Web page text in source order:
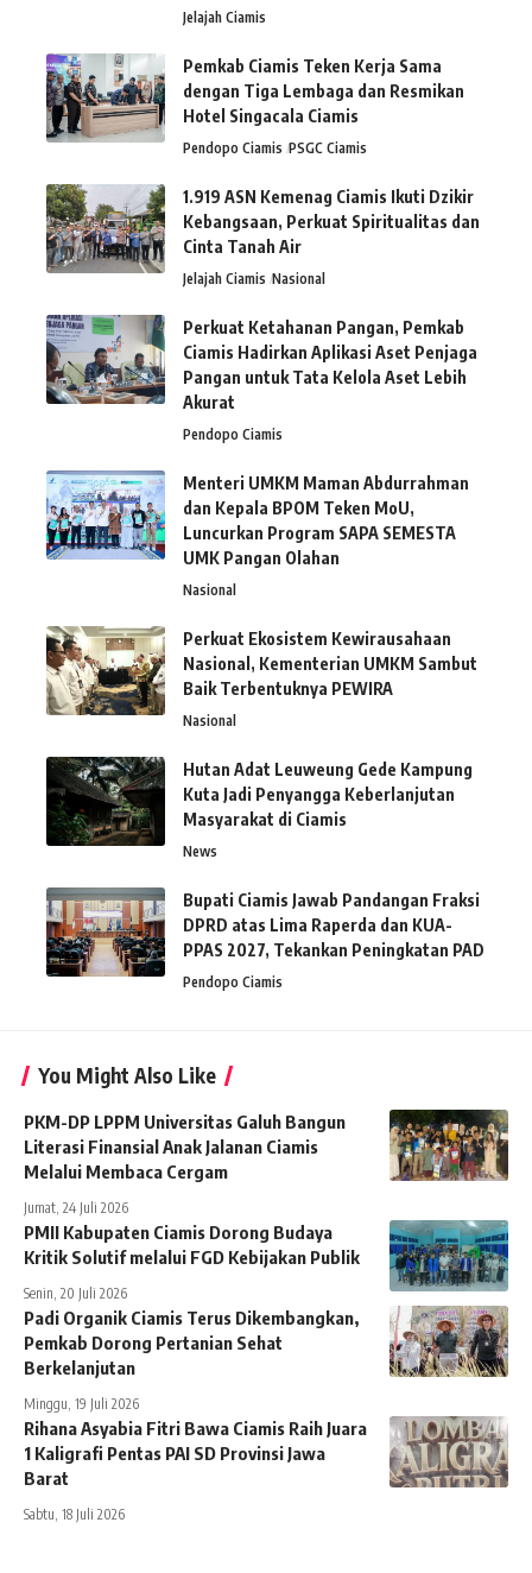
Jelajah Ciamis
Pemkab Ciamis Teken Kerja Sama
dengan Tiga Lembaga dan Resmikan
Hotel Singacala Ciamis
Pendopo Ciamis PSGC Ciamis
1.919 ASN Kemenag Ciamis Ikuti Dzikir
Kebangsaan, Perkuat Spiritualitas dan
Cinta Tanah Air
Jelajah Ciamis Nasional
Perkuat Ketahanan Pangan, Pemkab
Ciamis Hadirkan Aplikasi Aset Penjaga
Pangan untuk Tata Kelola Aset Lebih
Akurat
Pendopo Ciamis
Menteri UMKM Maman Abdurrahman
dan Kepala BPOM Teken MoU,
Luncurkan Program SAPA SEMESTA
UMK Pangan Olahan
Nasional
Perkuat Ekosistem Kewirausahaan
Nasional, Kementerian UMKM Sambut
Baik Terbentuknya PEWIRA
Nasional
Hutan Adat Leuweung Gede Kampung
Kuta Jadi Penyangga Keberlanjutan
Masyarakat di Ciamis
News
Bupati Ciamis Jawab Pandangan Fraksi
DPRD atas Lima Raperda dan KUA-
PPAS 2027, Tekankan Peningkatan PAD
Pendopo Ciamis
You Might Also Like
PKM-DP LPPM Universitas Galuh Bangun
Literasi Finansial Anak Jalanan Ciamis
Melalui Membaca Cergam
Jumat, 24 Juli 2026
PMII Kabupaten Ciamis Dorong Budaya
Kritik Solutif melalui FGD Kebijakan Publik
Senin, 20 Juli 2026
Padi Organik Ciamis Terus Dikembangkan,
Pemkab Dorong Pertanian Sehat
Berkelanjutan
Minggu, 19 Juli 2026
Rihana Asyabia Fitri Bawa Ciamis Raih Juara
1 Kaligrafi Pentas PAI SD Provinsi Jawa
Barat
Sabtu, 18 Juli 2026